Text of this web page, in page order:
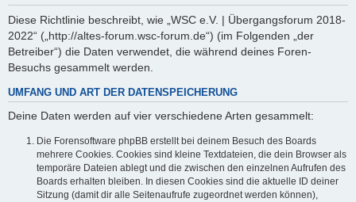
Diese Richtlinie beschreibt, wie „WSC e.V. | Übergangsforum 2018-
2022“ („http://altes-forum.wsc-forum.de“) (im Folgenden „der
Betreiber“) die Daten verwendet, die während deines Foren-
Besuchs gesammelt werden.
UMFANG UND ART DER DATENSPEICHERUNG
Deine Daten werden auf vier verschiedene Arten gesammelt:
Die Forensoftware phpBB erstellt bei deinem Besuch des Boards
mehrere Cookies. Cookies sind kleine Textdateien, die dein Browser als
temporäre Dateien ablegt und die zwischen den einzelnen Aufrufen des
Boards erhalten bleiben. In diesen Cookies sind die aktuelle ID deiner
Sitzung (damit dir alle Seitenaufrufe zugeordnet werden können),